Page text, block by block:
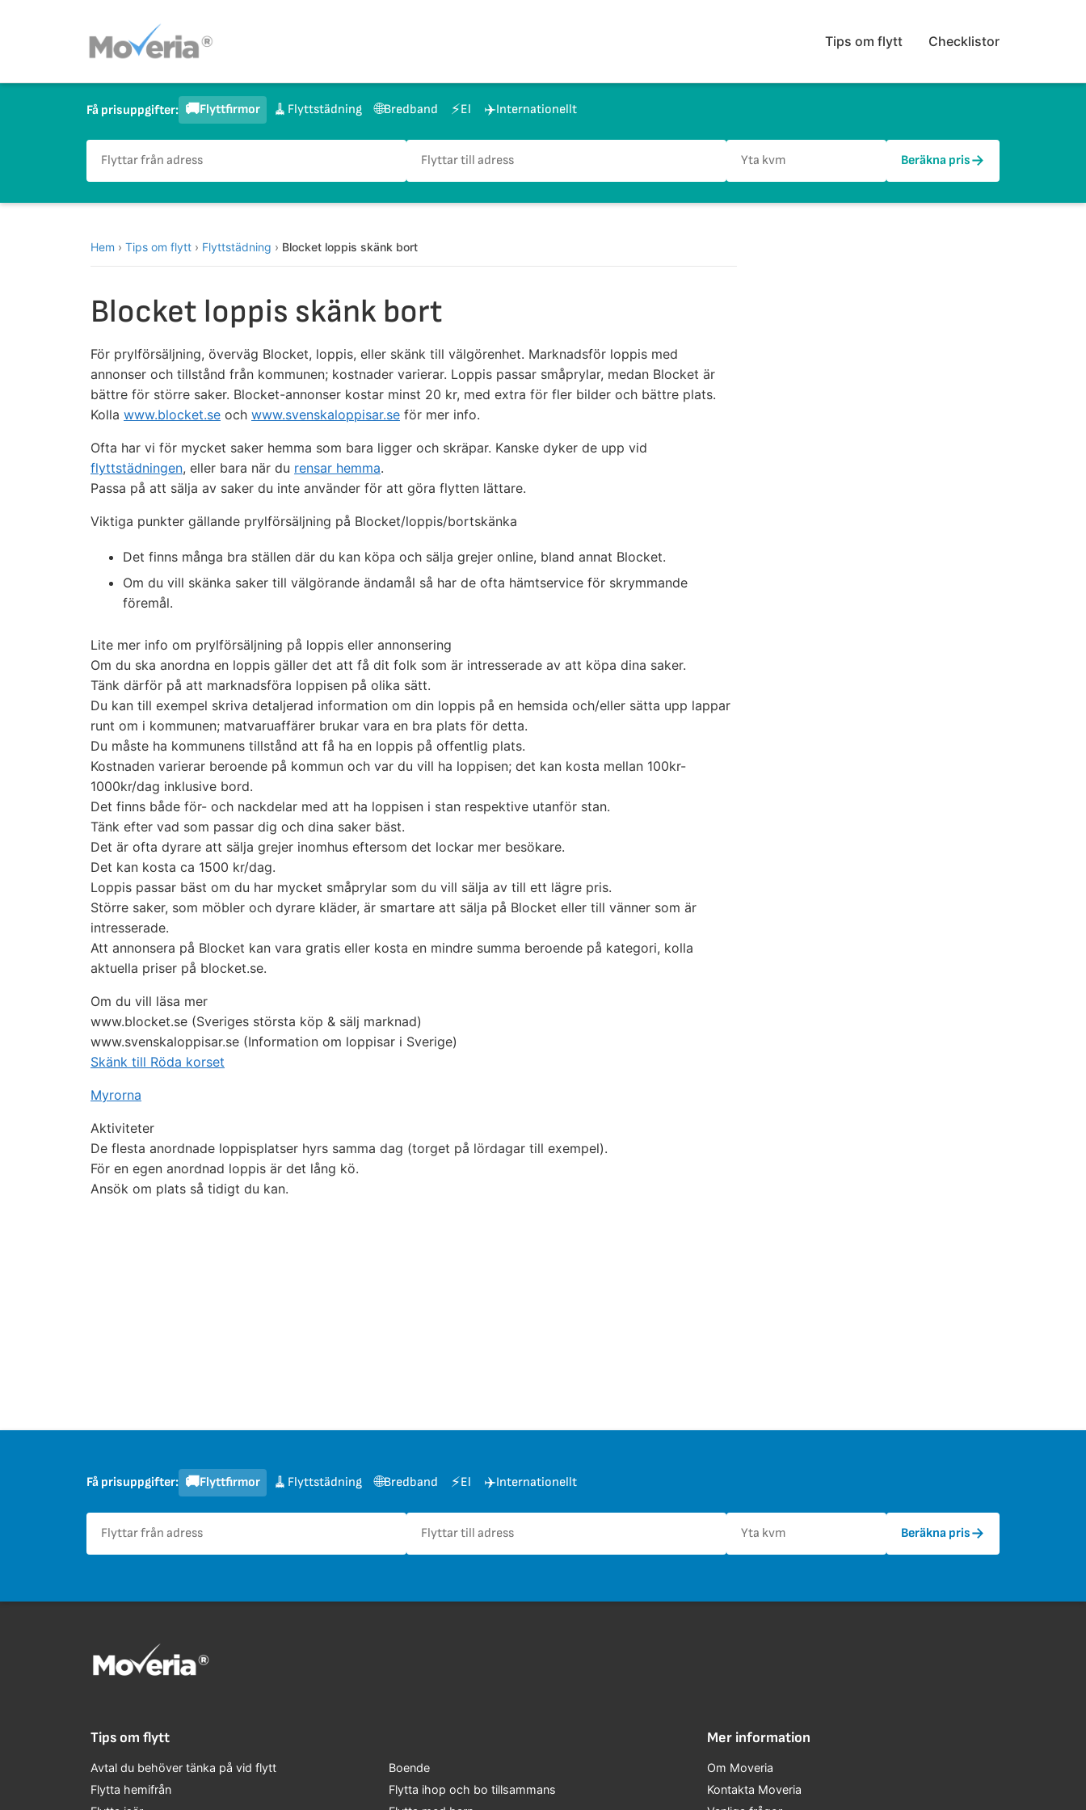
Tips om flytt Checklistor
Få prisuppgifter: 🚚Flyttfirmor 🧹 Flyttstädning 🌐Bredband ⚡El ✈️Internationellt
Beräkna pris→
Hem › Tips om flytt › Flyttstädning › Blocket loppis skänk bort
Blocket loppis skänk bort
För prylförsäljning, överväg Blocket, loppis, eller skänk till välgörenhet. Marknadsför loppis med
annonser och tillstånd från kommunen; kostnader varierar. Loppis passar småprylar, medan Blocket är
bättre för större saker. Blocket-annonser kostar minst 20 kr, med extra för fler bilder och bättre plats.
Kolla www.blocket.se och www.svenskaloppisar.se för mer info.
Ofta har vi för mycket saker hemma som bara ligger och skräpar. Kanske dyker de upp vid
flyttstädningen, eller bara när du rensar hemma.
Passa på att sälja av saker du inte använder för att göra flytten lättare.
Viktiga punkter gällande prylförsäljning på Blocket/loppis/bortskänka
Det finns många bra ställen där du kan köpa och sälja grejer online, bland annat Blocket.
Om du vill skänka saker till välgörande ändamål så har de ofta hämtservice för skrymmande
föremål.
Lite mer info om prylförsäljning på loppis eller annonsering
Om du ska anordna en loppis gäller det att få dit folk som är intresserade av att köpa dina saker.
Tänk därför på att marknadsföra loppisen på olika sätt.
Du kan till exempel skriva detaljerad information om din loppis på en hemsida och/eller sätta upp lappar
runt om i kommunen; matvaruaffärer brukar vara en bra plats för detta.
Du måste ha kommunens tillstånd att få ha en loppis på offentlig plats.
Kostnaden varierar beroende på kommun och var du vill ha loppisen; det kan kosta mellan 100kr-
1000kr/dag inklusive bord.
Det finns både för- och nackdelar med att ha loppisen i stan respektive utanför stan.
Tänk efter vad som passar dig och dina saker bäst.
Det är ofta dyrare att sälja grejer inomhus eftersom det lockar mer besökare.
Det kan kosta ca 1500 kr/dag.
Loppis passar bäst om du har mycket småprylar som du vill sälja av till ett lägre pris.
Större saker, som möbler och dyrare kläder, är smartare att sälja på Blocket eller till vänner som är
intresserade.
Att annonsera på Blocket kan vara gratis eller kosta en mindre summa beroende på kategori, kolla
aktuella priser på blocket.se.
Om du vill läsa mer
www.blocket.se (Sveriges största köp & sälj marknad)
www.svenskaloppisar.se (Information om loppisar i Sverige)
Skänk till Röda korset
Myrorna
Aktiviteter
De flesta anordnade loppisplatser hyrs samma dag (torget på lördagar till exempel).
För en egen anordnad loppis är det lång kö.
Ansök om plats så tidigt du kan.
Få prisuppgifter: 🚚Flyttfirmor 🧹 Flyttstädning 🌐Bredband ⚡El ✈️Internationellt
Beräkna pris→
Tips om flytt
Avtal du behöver tänka på vid flytt
Flytta hemifrån
Boende
Flytta ihop och bo tillsammans
Mer information
Om Moveria
Kontakta Moveria